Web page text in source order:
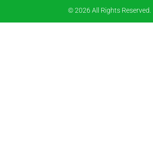
© 2026 All Rights Reserved.